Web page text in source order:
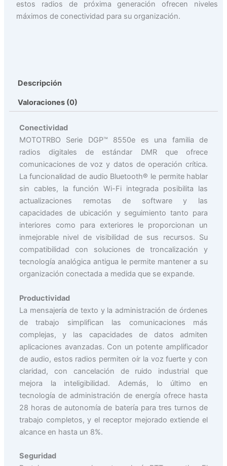
estos radios de próxima generación ofrecen niveles
máximos de conectividad para su organización.
Descripción
Valoraciones (0)
Conectividad
MOTOTRBO Serie DGP™ 8550e es una familia de
radios digitales de estándar DMR que ofrece
comunicaciones de voz y datos de operación crítica.
La funcionalidad de audio Bluetooth® le permite hablar
sin cables, la función Wi-Fi integrada posibilita las
actualizaciones remotas de software y las
capacidades de ubicación y seguimiento tanto para
interiores como para exteriores le proporcionan un
inmejorable nivel de visibilidad de sus recursos. Su
compatibilidad con soluciones de troncalización y
tecnología analógica antigua le permite mantener a su
organización conectada a medida que se expande.
Productividad
La mensajería de texto y la administración de órdenes
de trabajo simplifican las comunicaciones más
complejas, y las capacidades de datos admiten
aplicaciones avanzadas. Con un potente amplificador
de audio, estos radios permiten oír la voz fuerte y con
claridad, con cancelación de ruido industrial que
mejora la inteligibilidad. Además, lo último en
tecnología de administración de energía ofrece hasta
28 horas de autonomía de batería para tres turnos de
trabajo completos, y el receptor mejorado extiende el
alcance en hasta un 8%.
Seguridad